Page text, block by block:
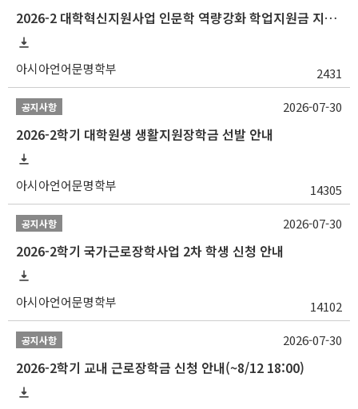
2026-2 대학혁신지원사업 인문학 역량강화 학업지원금 지원 선발 안내 (학/석/박사)
아시아언어문명학부 2431
공지사항
2026-2학기 대학원생 생활지원장학금 선발 안내
아시아언어문명학부 14305
2026-07-30
공지사항
2026-2학기 국가근로장학사업 2차 학생 신청 안내
아시아언어문명학부 14102
2026-07-30
공지사항
2026-2학기 교내 근로장학금 신청 안내(~8/12 18:00)
2026-07-30